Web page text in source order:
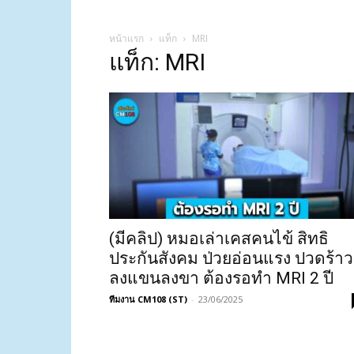
หน้าแรก แท็ก MRI
แท็ก: MRI
(มีคลิป) หมอเล่าเคสคนไข้ สิทธิ
ประกันสังคม ป่วยอ่อนแรง ปวดร้าว
ลงแขนลงขา ต้องรอทำ MRI 2 ปี
ทีมงาน CM108 (ST) - 23/06/2025